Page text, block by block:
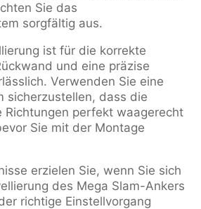
Sie das
sorgfältig aus.
ist für die korrekte
und eine präzise
Verwenden Sie eine
sicherzustellen, dass die
Richtungen perfekt waagerecht
Sie mit der Montage
erzielen Sie, wenn Sie sich
des Mega Slam-Ankers
richtige Einstellvorgang